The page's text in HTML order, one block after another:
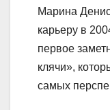
Марина
карьеру в
первое
клячи»,
самых